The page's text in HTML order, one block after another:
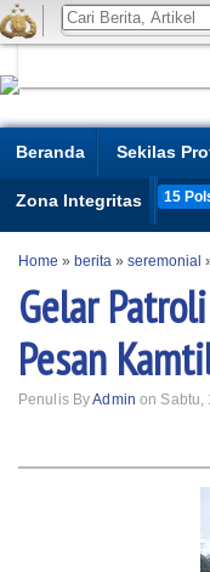
Beranda Sekilas
Zona Integritas 15
Home » berita » seremonial
Gelar
Pesan
Penulis ByAdmin on Sabtu,